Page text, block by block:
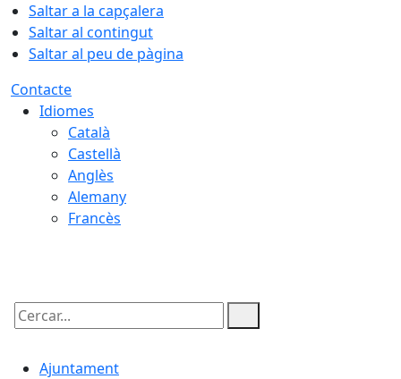
Saltar a la capçalera
Saltar al contingut
Saltar al peu de pàgina
Contacte
Idiomes
Català
Castellà
Anglès
Alemany
Francès
Cercar:
Ajuntament